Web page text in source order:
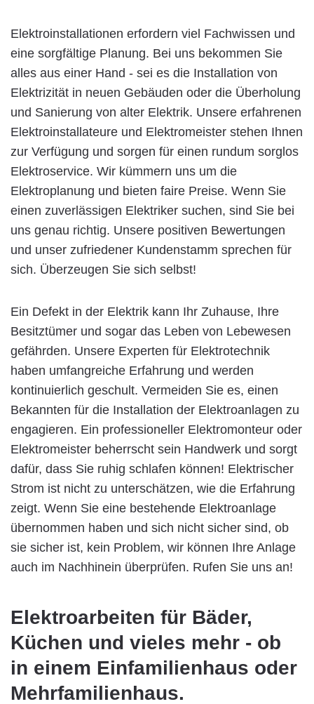
Elektroinstallationen erfordern viel Fachwissen und
eine sorgfältige Planung. Bei uns bekommen Sie
alles aus einer Hand - sei es die Installation von
Elektrizität in neuen Gebäuden oder die Überholung
und Sanierung von alter Elektrik. Unsere erfahrenen
Elektroinstallateure und Elektromeister stehen Ihnen
zur Verfügung und sorgen für einen rundum sorglos
Elektroservice. Wir kümmern uns um die
Elektroplanung und bieten faire Preise. Wenn Sie
einen zuverlässigen Elektriker suchen, sind Sie bei
uns genau richtig. Unsere positiven Bewertungen
und unser zufriedener Kundenstamm sprechen für
sich. Überzeugen Sie sich selbst!
Ein Defekt in der Elektrik kann Ihr Zuhause, Ihre
Besitztümer und sogar das Leben von Lebewesen
gefährden. Unsere Experten für Elektrotechnik
haben umfangreiche Erfahrung und werden
kontinuierlich geschult. Vermeiden Sie es, einen
Bekannten für die Installation der Elektroanlagen zu
engagieren. Ein professioneller Elektromonteur oder
Elektromeister beherrscht sein Handwerk und sorgt
dafür, dass Sie ruhig schlafen können! Elektrischer
Strom ist nicht zu unterschätzen, wie die Erfahrung
zeigt. Wenn Sie eine bestehende Elektroanlage
übernommen haben und sich nicht sicher sind, ob
sie sicher ist, kein Problem, wir können Ihre Anlage
auch im Nachhinein überprüfen. Rufen Sie uns an!
Elektroarbeiten für Bäder,
Küchen und vieles mehr - ob
in einem Einfamilienhaus oder
Mehrfamilienhaus.